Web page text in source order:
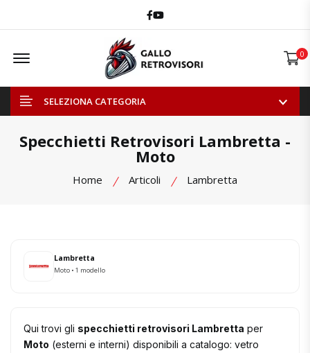
Facebook
Youtube
Offcanvas Menu Open 0
SELEZIONA CATEGORIA
Specchietti Retrovisori Lambretta -
Moto
Home Articoli Lambretta
Lambretta
Moto • 1 modello
Qui trovi gli specchietti retrovisori Lambretta per
Moto (esterni e interni) disponibili a catalogo: vetro